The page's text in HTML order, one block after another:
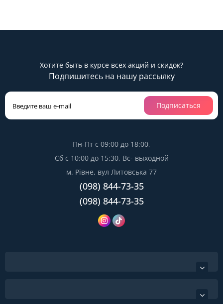
Хотите быть в курсе всех акций и скидок?
Подпишитесь на нашу рассылку
Подписаться
Пн-Пт с 09:00 до 18:00,
Сб с 10:00 до 15:30, Вс- выходной
м. Рівне, вул Литовська 77
(098) 844-73-35
(098) 844-73-35